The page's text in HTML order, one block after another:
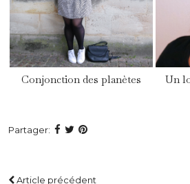
Conjonction des planètes
Un
Partager:
Article précédent